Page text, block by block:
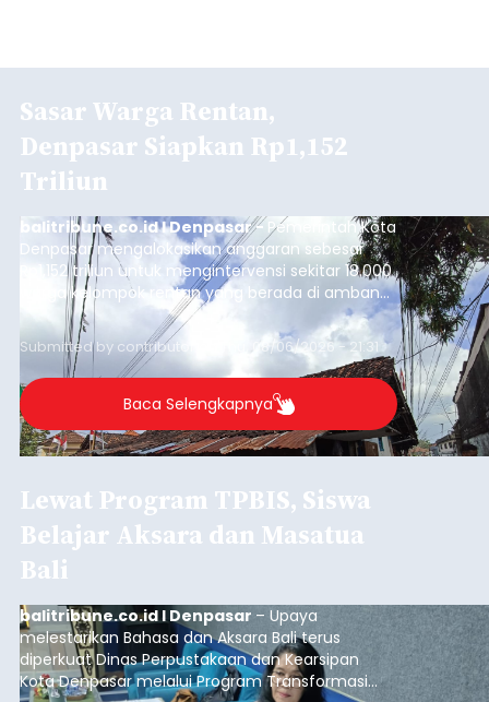
Sasar Warga Rentan,
Denpasar Siapkan Rp1,152
Triliun
balitribune.co.id I Denpasar - Pemerintah Kota
Denpasar mengalokasikan anggaran sebesar
Rp1,152 triliun untuk mengintervensi sekitar 18.000
warga kelompok rentan yang berada di ambang
garis kemiskinan. Langkah strategis ini diambil
guna menjaga masyarakat yang berada pada
kelompok desil 5 dan 6 tersebut agar tidak
merosot ke kategori miskin.
Submitted by contributor Thu, 08/06/2026 - 21:31
Baca Selengkapnya
Lewat Program TPBIS, Siswa
Belajar Aksara dan Masatua
Bali
balitribune.co.id I Denpasar – Upaya
melestarikan Bahasa dan Aksara Bali terus
diperkuat Dinas Perpustakaan dan Kearsipan
Kota Denpasar melalui Program Transformasi